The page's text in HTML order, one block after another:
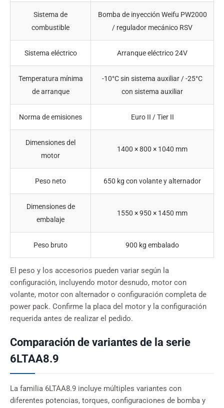
Sistema de
combustible
Bomba de inyección Weifu PW2000
/ regulador mecánico RSV
Sistema eléctrico Arranque eléctrico 24V
Temperatura mínima
de arranque
-10°C sin sistema auxiliar / -25°C
con sistema auxiliar
Norma de emisiones Euro II / Tier II
Dimensiones del
motor
1400 × 800 × 1040 mm
Peso neto 650 kg con volante y alternador
Dimensiones de
embalaje
1550 × 950 × 1450 mm
Peso bruto 900 kg embalado
El peso y los accesorios pueden variar según la
configuración, incluyendo motor desnudo, motor con
volante, motor con alternador o configuración completa de
power pack. Confirme la placa del motor y la configuración
requerida antes de realizar el pedido.
Comparación de variantes de la serie
6LTAA8.9
La familia 6LTAA8.9 incluye múltiples variantes con
diferentes potencias, torques, configuraciones de bomba y